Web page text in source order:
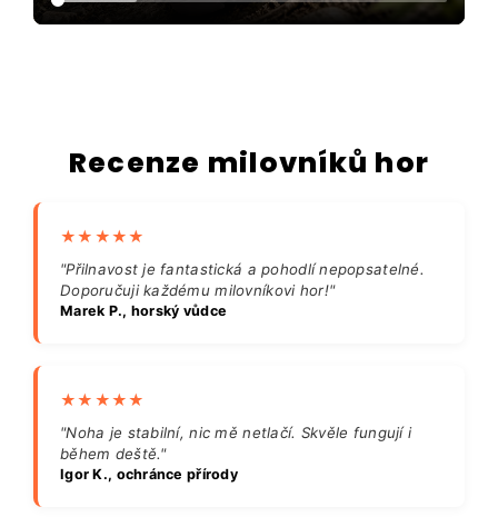
Recenze milovníků hor
★★★★★
"Přilnavost je fantastická a pohodlí nepopsatelné.
Doporučuji každému milovníkovi hor!"
Marek P., horský vůdce
★★★★★
"Noha je stabilní, nic mě netlačí. Skvěle fungují i
během deště."
Igor K., ochránce přírody